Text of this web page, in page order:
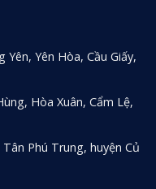
Yên Hòa, Cầu Giấy,
Hòa Xuân, Cẩm Lệ,
Phú Trung, huyện Củ